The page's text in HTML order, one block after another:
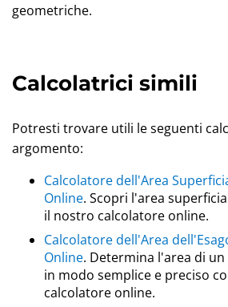
geometriche.
Calcolatrici simili
Potresti trovare utili le seguenti
argomento:
Calcolatore dell'Area
Online. Scopri l'area
il nostro calcolatore online.
Calcolatore dell'Area
Online. Determina l'area di
in modo semplice e preciso
calcolatore online.